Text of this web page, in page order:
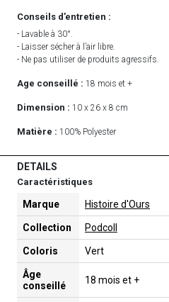
Conseils d’entretien :
- Lavable à 30°.
- Laisser sécher à l’air libre.
- Ne pas utiliser de produits agressifs.
Age conseillé : 18 mois et +
Dimension : 10 x 26 x 8 cm
Matière : 100% Polyester
DETAILS
Caractéristiques
Marque Histoire d'Ours
Collection Podcoll
Coloris Vert
Âge
conseillé
18 mois et +